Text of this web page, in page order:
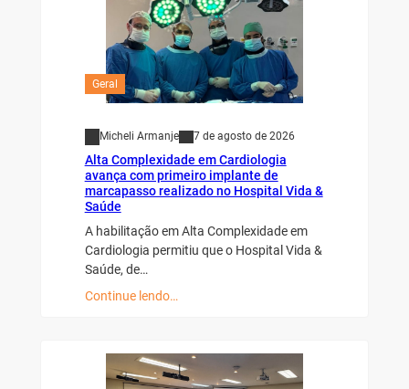
Geral
Micheli Armanje 7 de agosto de 2026
Alta Complexidade em Cardiologia
avança com primeiro implante de
marcapasso realizado no Hospital Vida &
Saúde
A habilitação em Alta Complexidade em
Cardiologia permitiu que o Hospital Vida &
Saúde, de…
Continue lendo…